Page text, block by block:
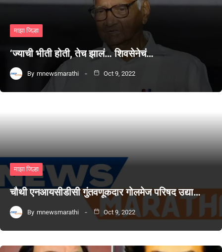
माझा जिल्हा
‘ज्याची भीती होती, तेच झालं… शिवसेनेचं…
By mnewsmarathi Oct 9, 2022
माझा जिल्हा
चौथी एनआयसीडीसी गुंतवणूकदार गोलमेज परिषद उद्या…
By mnewsmarathi Oct 9, 2022